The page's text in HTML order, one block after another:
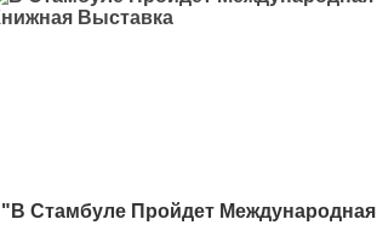
"В Стамбуле Пройдет Международная